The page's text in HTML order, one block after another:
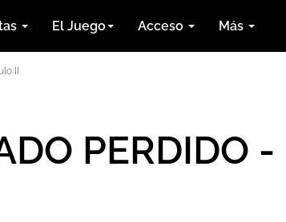
El Juego Acceso Más
II
PERDIDO -